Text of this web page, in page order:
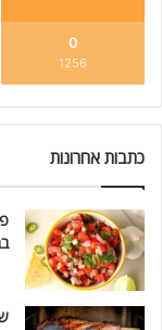
0
1256
כתבות אחרונות